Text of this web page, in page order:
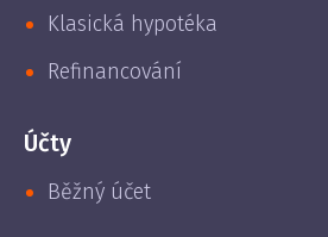
Klasická hypotéka
Refinancování
Účty
Běžný účet